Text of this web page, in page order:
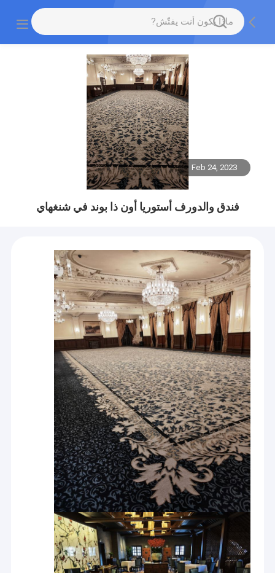
Feb 24, 2023
فندق والدورف أستوريا أون ذا بوند في شنغهاي